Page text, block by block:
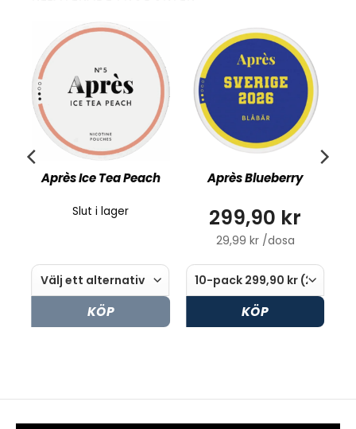
Après Ice Tea Peach
Slut i lager
KÖP
Après Blueberry
299,90 kr
29,99 kr /dosa
KÖP